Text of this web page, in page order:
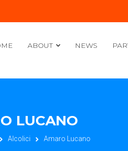
ABOUT NEWS
LUCANO
Alcolici Amaro Lucano